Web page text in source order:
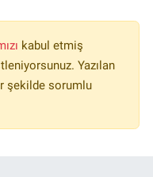
kabul etmiş
Yazılan
şekilde sorumlu